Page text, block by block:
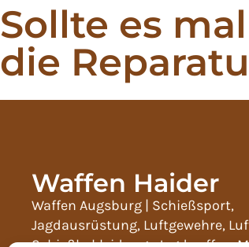
Sollte es
die
Waffen Haider
Waffen Augsburg | Schießsport,
Jagdausrüstung, Luftgewehre,